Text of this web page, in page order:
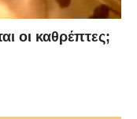
οι καθρέπτες;